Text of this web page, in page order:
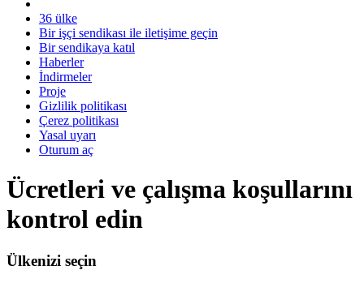
36 ülke
Bir işçi sendikası ile iletişime geçin
Bir sendikaya katıl
Haberler
İndirmeler
Proje
Gizlilik politikası
Çerez politikası
Yasal uyarı
Oturum aç
Ücretleri ve çalışma koşullarını
kontrol edin
Ülkenizi seçin